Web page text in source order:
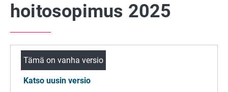
hoitosopimus 2025
Tämä on vanha versio
Katso uusin versio